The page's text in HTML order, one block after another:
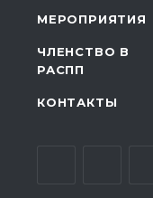
МЕРОПРИЯТИЯ
ЧЛЕНСТВО В
РАСПП
КОНТАКТЫ